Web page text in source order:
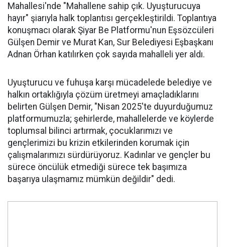
Mahallesi'nde "Mahallene sahip çık. Uyuşturucuya
hayır" şiarıyla halk toplantısı gerçekleştirildi. Toplantıya
konuşmacı olarak Şiyar Be Platformu'nun Eşsözcüleri
Gülşen Demir ve Murat Kan, Sur Belediyesi Eşbaşkanı
Adnan Örhan katılırken çok sayıda mahalleli yer aldı.
Uyuşturucu ve fuhuşa karşı mücadelede belediye ve
halkın ortaklığıyla çözüm üretmeyi amaçladıklarını
belirten Gülşen Demir, "Nisan 2025'te duyurduğumuz
platformumuzla; şehirlerde, mahallelerde ve köylerde
toplumsal bilinci artırmak, çocuklarımızı ve
gençlerimizi bu krizin etkilerinden korumak için
çalışmalarımızı sürdürüyoruz. Kadınlar ve gençler bu
sürece öncülük etmediği sürece tek başımıza
başarıya ulaşmamız mümkün değildir" dedi.